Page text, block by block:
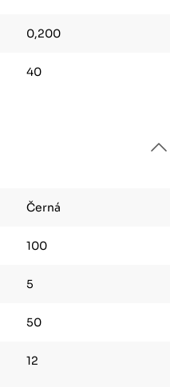
0,200
40
Černá
100
5
50
12